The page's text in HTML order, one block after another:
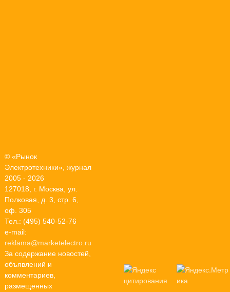
© «Рынок
Электротехники», журнал
2005 - 2026
127018, г. Москва, ул.
Полковая, д. 3, стр. 6,
оф. 305
Тел.: (495) 540-52-76
e-mail:
reklama@marketelectro.ru
За содержание новостей,
объявлений и
комментариев,
размещенных